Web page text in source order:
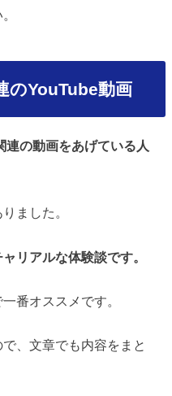
のYouTube動画
の動画をあげている人
ました。
リアルな体験談です。
番オススメです。
、文章でも内容をまと